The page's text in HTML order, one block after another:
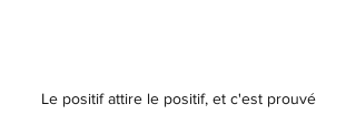
Le positif attire le positif, et c'est prouvé